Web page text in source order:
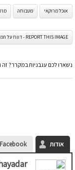
אוכל מרוקאי מטבוחה
REPORT THIS IMAGE - דווח על תמונה זו
נשארו לכם עגבניות במקרר?
אודות Facebook